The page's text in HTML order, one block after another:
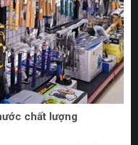
chất lượng